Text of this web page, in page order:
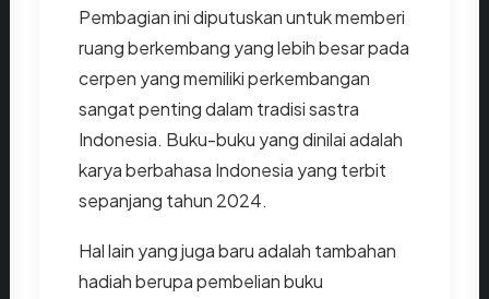
Pembagian ini diputuskan untuk memberi
ruang berkembang yang lebih besar pada
cerpen yang memiliki perkembangan
sangat penting dalam tradisi sastra
Indonesia. Buku-buku yang dinilai adalah
karya berbahasa Indonesia yang terbit
sepanjang tahun 2024.
Hal lain yang juga baru adalah tambahan
hadiah berupa pembelian buku